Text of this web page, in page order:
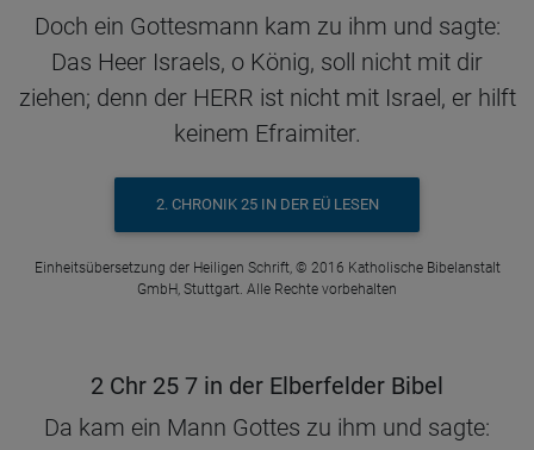
Doch ein Gottesmann kam zu ihm und sagte:
Das Heer Israels, o König, soll nicht mit dir
ziehen; denn der HERR ist nicht mit Israel, er hilft
keinem Efraimiter.
2. CHRONIK 25 IN DER EÜ LESEN
Einheitsübersetzung der Heiligen Schrift, © 2016 Katholische Bibelanstalt
GmbH, Stuttgart. Alle Rechte vorbehalten
2 Chr 25 7 in der Elberfelder Bibel
Da kam ein Mann Gottes zu ihm und sagte: